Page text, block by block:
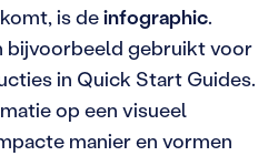
is deinfographic.
bijvoorbeeld gebruikt voor
in Quick Start Guides.
op een visueel
manier en vormen